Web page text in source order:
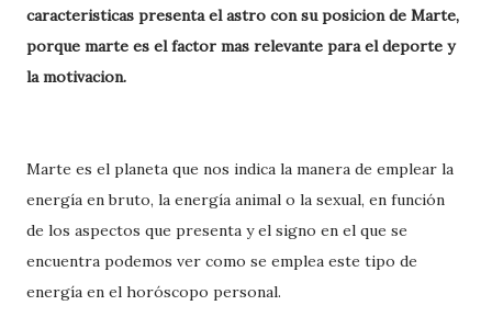
caracteristicas presenta el astro con su posicion de Marte,
porque marte es el factor mas relevante para el deporte y
la motivacion.
Marte es el planeta que nos indica la manera de emplear la
energía en bruto, la energía animal o la sexual, en función
de los aspectos que presenta y el signo en el que se
encuentra podemos ver como se emplea este tipo de
energía en el horóscopo personal.